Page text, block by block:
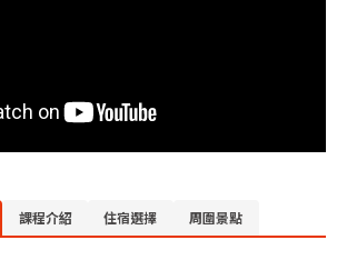
課程介紹 住宿選擇 周圍景點